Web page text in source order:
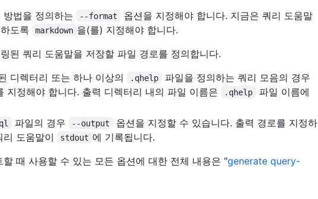
법을 정의하는
--format
옵션을 지정해야 합니다. 지금은 쿼리 도움말
도록
markdown 을(를) 지정해야 합니다.
된 쿼리 도움말을 저장할 파일 경로를 정의합니다.
디렉터리 또는 하나 이상의 .qhelp 파일을 정의하는 쿼리 모음의 경우
지정해야 합니다. 출력 디렉터리 내의 파일 이름은 .qhelp
파일 이름에
파일의 경우 --output
옵션을 지정할 수 있습니다. 출력 경로를 지정하
도움말이
stdout 에 기록됩니다.
때 사용할 수 있는 모든 옵션에 대한 전체 내용은 "generate query-